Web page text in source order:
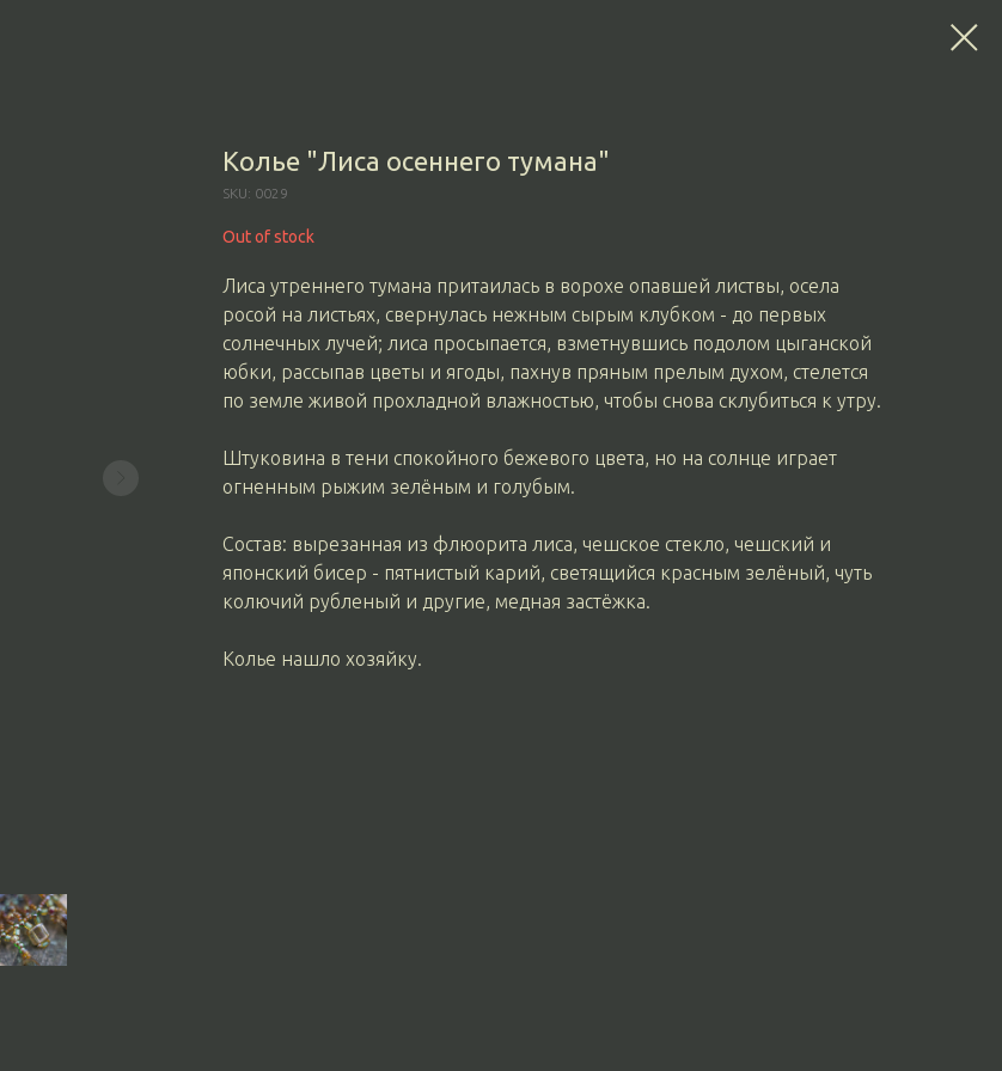
Колье "Лиса осеннего тумана"
SKU: 0029
Out of stock
Лиса утреннего тумана притаилась в ворохе опавшей листвы, осела
росой на листьях, свернулась нежным сырым клубком - до первых
солнечных лучей; лиса просыпается, взметнувшись подолом цыганской
юбки, рассыпав цветы и ягоды, пахнув пряным прелым духом, стелется
по земле живой прохладной влажностью, чтобы снова склубиться к утру.
Штуковина в тени спокойного бежевого цвета, но на солнце играет
огненным рыжим зелёным и голубым.
Состав: вырезанная из флюорита лиса, чешское стекло, чешский и
японский бисер - пятнистый карий, светящийся красным зелёный, чуть
колючий рубленый и другие, медная застёжка.
Колье нашло хозяйку.